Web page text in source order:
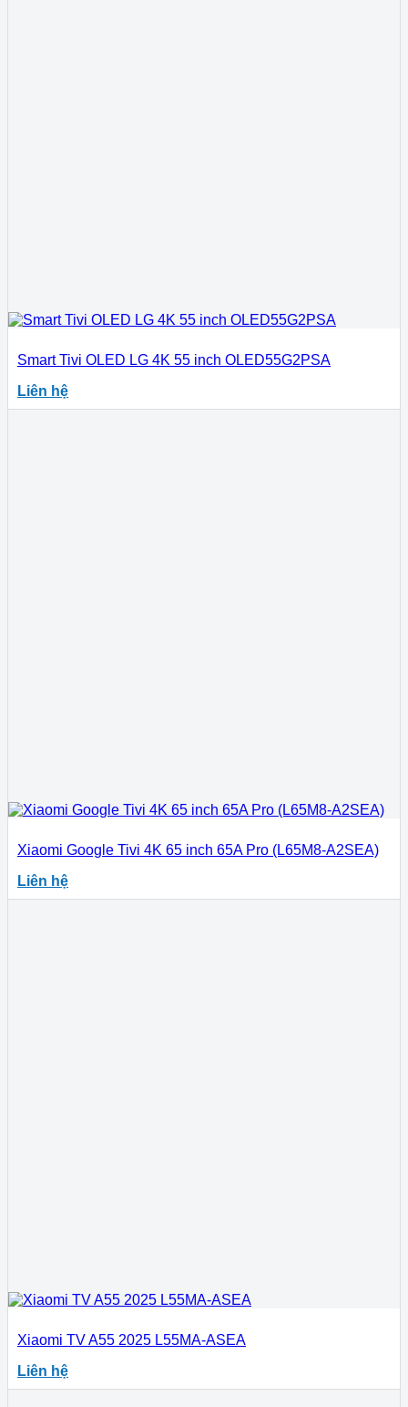
Smart Tivi OLED LG 4K 55 inch OLED55G2PSA
Liên hệ
Xiaomi Google Tivi 4K 65 inch 65A Pro (L65M8-A2SEA)
Liên hệ
Xiaomi TV A55 2025 L55MA-ASEA
Liên hệ